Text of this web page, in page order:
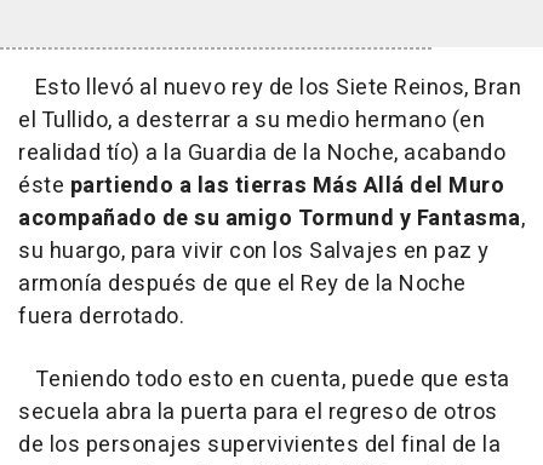
Esto llevó al nuevo rey de los Siete Reinos, Bran
el Tullido, a desterrar a su medio hermano (en
realidad tío) a la Guardia de la Noche, acabando
éste partiendo a las tierras Más Allá del Muro
acompañado de su amigo Tormund y Fantasma,
su huargo, para vivir con los Salvajes en paz y
armonía después de que el Rey de la Noche
fuera derrotado.
Teniendo todo esto en cuenta, puede que esta
secuela abra la puerta para el regreso de otros
de los personajes supervivientes del final de la